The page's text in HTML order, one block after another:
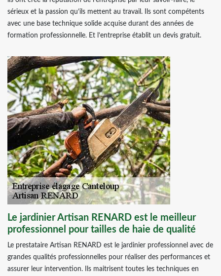
sérieux et la passion qu’ils mettent au travail. Ils sont compétents
avec une base technique solide acquise durant des années de
formation professionnelle. Et l’entreprise établit un devis gratuit.
Le jardinier Artisan RENARD est le meilleur
professionnel pour tailles de haie de qualité
Le prestataire Artisan RENARD est le jardinier professionnel avec de
grandes qualités professionnelles pour réaliser des performances et
assurer leur intervention. Ils maitrisent toutes les techniques en